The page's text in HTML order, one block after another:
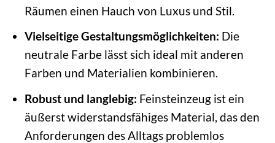
Räumen einen Hauch von Luxus und Stil.
Vielseitige Gestaltungsmöglichkeiten: Die
neutrale Farbe lässt sich ideal mit anderen
Farben und Materialien kombinieren.
Robust und langlebig: Feinsteinzeug ist ein
äußerst widerstandsfähiges Material, das den
Anforderungen des Alltags problemlos